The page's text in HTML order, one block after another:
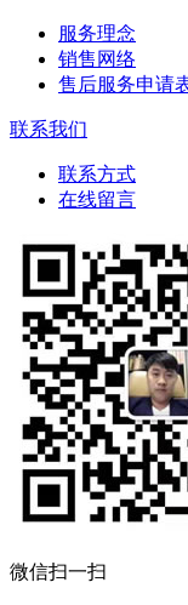
服务理念
销售网络
售后服务申请
联系我们
联系方式
在线留言
微信扫一扫